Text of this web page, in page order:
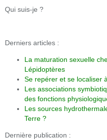
Qui suis-je ?
Derniers articles :
La maturation sexuelle
Lépidoptères
Se repérer et se localiser
Les associations
des fonctions
Les sources
Terre ?
Dernière publication :